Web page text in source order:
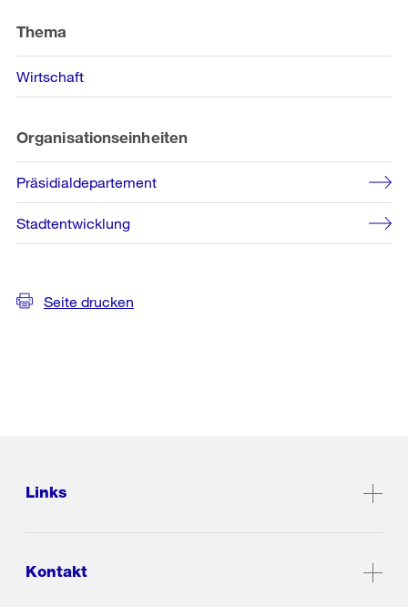
Thema
Wirtschaft
Organisationseinheiten
Präsidialdepartement
Stadtentwicklung
Seite drucken
Links
Kontakt